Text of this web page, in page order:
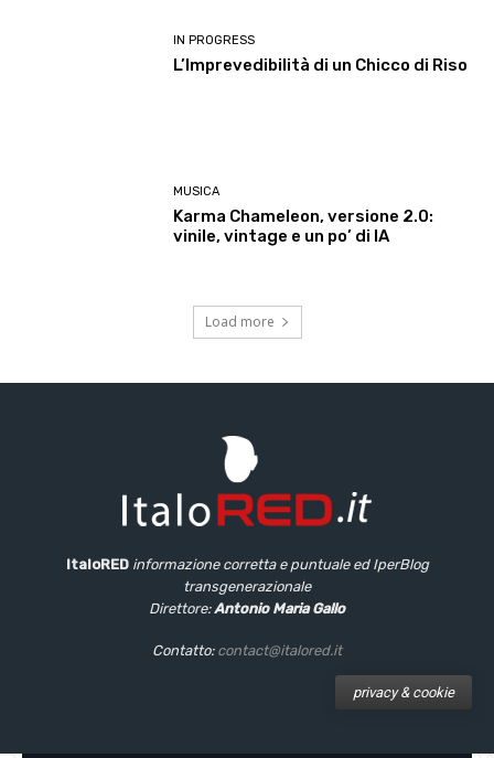
IN PROGRESS
L’Imprevedibilità di un Chicco di Riso
MUSICA
Karma Chameleon, versione 2.0:
vinile, vintage e un po’ di IA
Load more
ItaloRED informazione corretta e puntuale ed IperBlog
transgenerazionale
Direttore:Antonio Maria Gallo
Contatto: contact@italored.it
privacy & cookie